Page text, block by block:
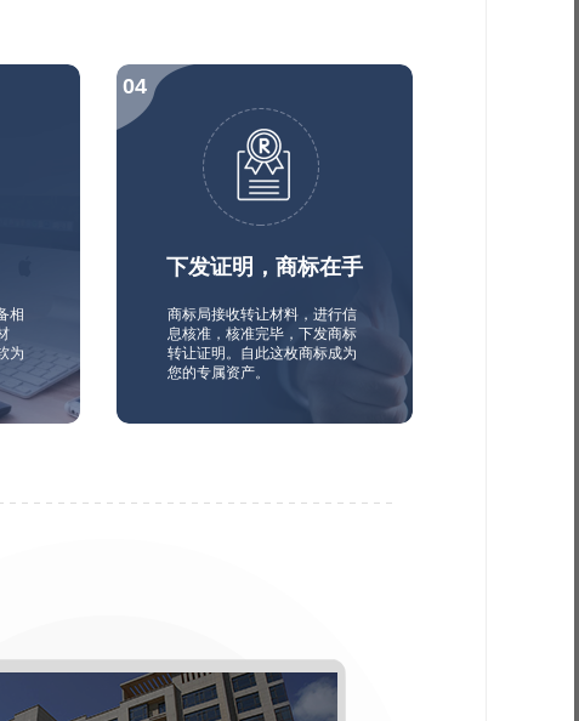
相
为
下发证明，商标在手
商标局接收转让材料，进行信
息核准，核准完毕，下发商标
转让证明。自此这枚商标成为
您的专属资产。